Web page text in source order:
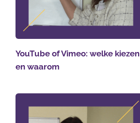
YouTube of Vimeo: welke kiezen
en waarom